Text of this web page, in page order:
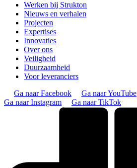
Werken bij Strukton
Nieuws en verhalen
Projecten
Expertises
Innovaties
Over ons
Veiligheid
Duurzaamheid
Voor leveranciers
Ga naar Facebook
Ga naar YouTube
Ga naar Instagram
Ga naar TikTok